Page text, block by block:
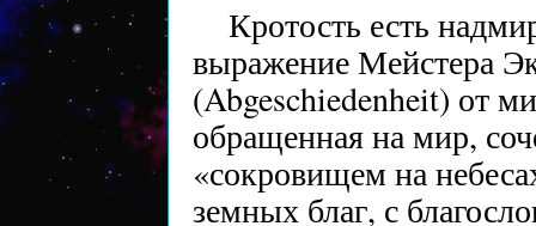
Кротость есть
выражение Мейстера
(Abgeschiedenheit) от
обращенная на мир,
«сокровищем на
земных благ, с